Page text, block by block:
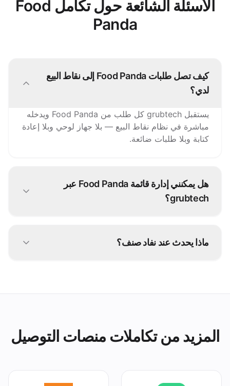
الأسئلة الشائعة حول تكامل Food
Panda
كيف تصل طلبات Food Panda إلى نقاط البيع
لدي؟
يستقبل grubtech كل طلب من Food Panda ويدخله
مباشرة في نظام نقاط البيع — بلا جهاز لوحي وبلا إعادة
كتابة وبلا طلبات ضائعة.
هل يمكنني إدارة قائمة Food Panda عبر
grubtech؟
أخرى.
ماذا يحدث عند نفاد صنف؟
المزيد من تكاملات منصات التوصيل